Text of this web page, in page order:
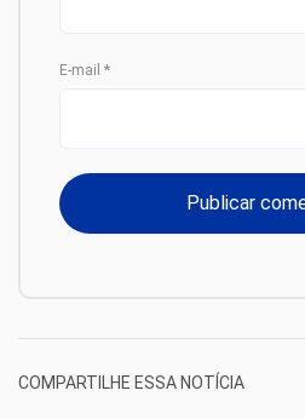
E-mail *
COMPARTILHE ESSA NOTÍCIA